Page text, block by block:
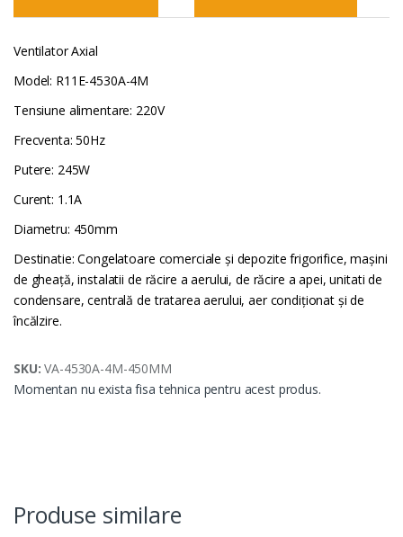
Ventilator Axial
Model: R11E-4530A-4M
Tensiune alimentare: 220V
Frecventa: 50Hz
Putere: 245W
Curent: 1.1A
Diametru: 450mm
Destinatie: Congelatoare comerciale și depozite frigorifice, mașini
de gheață, instalatii de răcire a aerului, de răcire a apei, unitati de
condensare, centrală de tratarea aerului, aer condiționat și de
încălzire.
SKU:VA-4530A-4M-450MM
Momentan nu exista fisa tehnica pentru acest produs.
Produse similare